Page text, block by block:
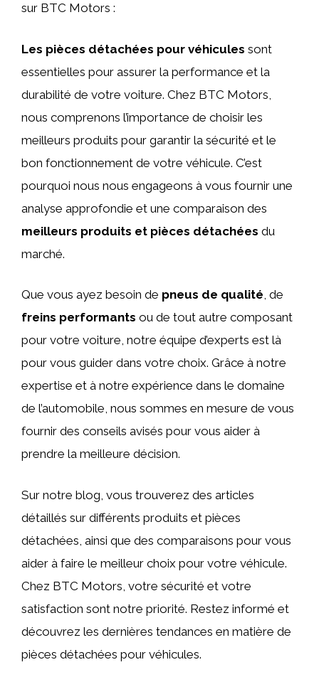
sur BTC Motors :
Les pièces détachées pour véhicules sont
essentielles pour assurer la performance et la
durabilité de votre voiture. Chez BTC Motors,
nous comprenons l’importance de choisir les
meilleurs produits pour garantir la sécurité et le
bon fonctionnement de votre véhicule. C’est
pourquoi nous nous engageons à vous fournir une
analyse approfondie et une comparaison des
meilleurs produits et pièces détachées du
marché.
Que vous ayez besoin de pneus de qualité, de
freins performants ou de tout autre composant
pour votre voiture, notre équipe d’experts est là
pour vous guider dans votre choix. Grâce à notre
expertise et à notre expérience dans le domaine
de l’automobile, nous sommes en mesure de vous
fournir des conseils avisés pour vous aider à
prendre la meilleure décision.
Sur notre blog, vous trouverez des articles
détaillés sur différents produits et pièces
détachées, ainsi que des comparaisons pour vous
aider à faire le meilleur choix pour votre véhicule.
Chez BTC Motors, votre sécurité et votre
satisfaction sont notre priorité. Restez informé et
découvrez les dernières tendances en matière de
pièces détachées pour véhicules.